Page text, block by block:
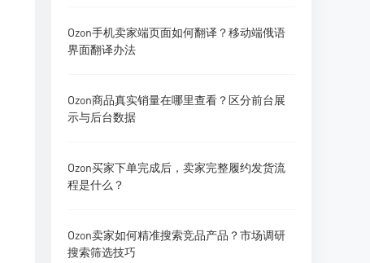
Ozon手机卖家端页面如何翻译？移动端俄语
界面翻译办法
Ozon商品真实销量在哪里查看？区分前台展
示与后台数据
Ozon买家下单完成后，卖家完整履约发货流
程是什么？
Ozon卖家如何精准搜索竞品产品？市场调研
搜索筛选技巧